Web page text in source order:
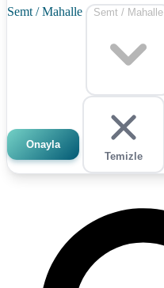
Semt / Mahalle Semt / Mahalle
Onayla
Temizle